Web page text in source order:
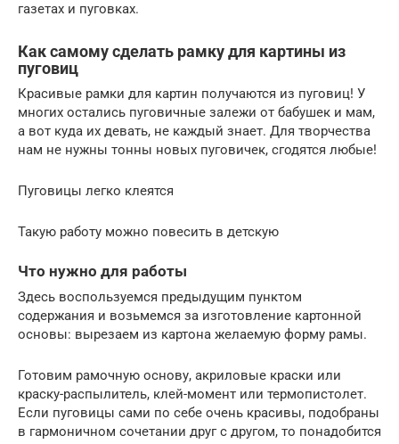
газетах и пуговках.
Как самому сделать рамку для картины из
пуговиц
Красивые рамки для картин получаются из пуговиц! У
многих остались пуговичные залежи от бабушек и мам,
а вот куда их девать, не каждый знает. Для творчества
нам не нужны тонны новых пуговичек, сгодятся любые!
Пуговицы легко клеятся
Такую работу можно повесить в детскую
Что нужно для работы
Здесь воспользуемся предыдущим пунктом
содержания и возьмемся за изготовление картонной
основы: вырезаем из картона желаемую форму рамы.
Готовим рамочную основу, акриловые краски или
краску-распылитель, клей-момент или термопистолет.
Если пуговицы сами по себе очень красивы, подобраны
в гармоничном сочетании друг с другом, то понадобится